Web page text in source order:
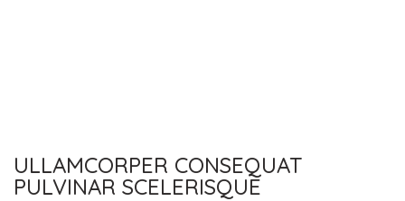
ULLAMCORPER CONSEQUAT
PULVINAR SCELERISQUE